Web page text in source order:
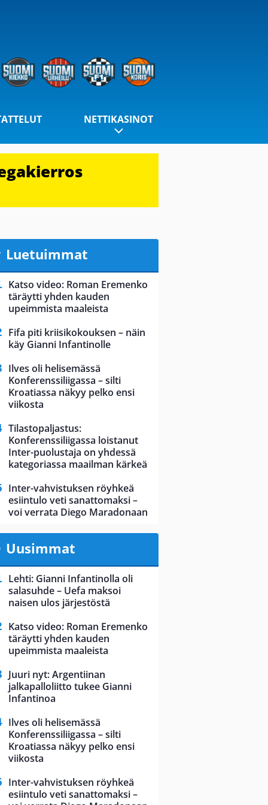
NETTIKASINOT
Luetuimmat
Katso video: Roman Eremenko
täräytti yhden kauden
upeimmista maaleista
Fifa piti kriisikokouksen – näin
käy Gianni Infantinolle
Ilves oli helisemässä
Konferenssiliigassa – silti
Kroatiassa näkyy pelko ensi
viikosta
Tilastopaljastus:
Konferenssiliigassa loistanut
Inter-puolustaja on yhdessä
kategoriassa maailman kärkeä
Inter-vahvistuksen röyhkeä
esiintulo veti sanattomaksi –
voi verrata Diego Maradonaan
Uusimmat
Lehti: Gianni Infantinolla oli
salasuhde – Uefa maksoi
naisen ulos järjestöstä
Katso video: Roman Eremenko
täräytti yhden kauden
upeimmista maaleista
Juuri nyt: Argentiinan
jalkapalloliitto tukee Gianni
Infantinoa
Ilves oli helisemässä
Konferenssiliigassa – silti
Kroatiassa näkyy pelko ensi
viikosta
Inter-vahvistuksen röyhkeä
esiintulo veti sanattomaksi –